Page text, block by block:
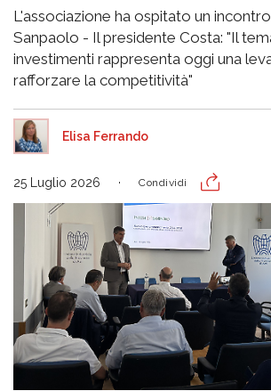
L'associazione ha ospitato un
Sanpaolo - Il presidente Costa: "Il
investimenti rappresenta oggi una
rafforzare la competitività"
Elisa Ferrando
25 Luglio 2026 Condividi